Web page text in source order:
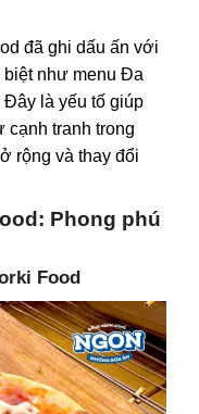
đã ghi dấu ấn với
như menu Đa
Đây là yếu tố giúp
cạnh tranh trong
rộng và thay đổi
Phong phú
Food